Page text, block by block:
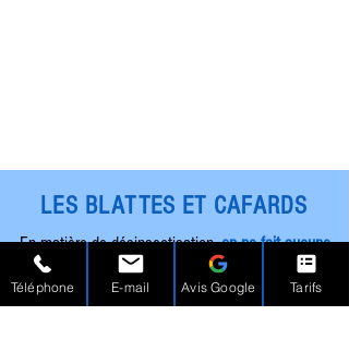
LES BLATTES ET CAFARDS
En matière de désinsectisation,on ne faitaucune
différence entre la blatte et le cafard
, il s’agit bien
du même insecte. Les blattes et cafards sont des
Téléphone E-mail Avis Google Tarifs